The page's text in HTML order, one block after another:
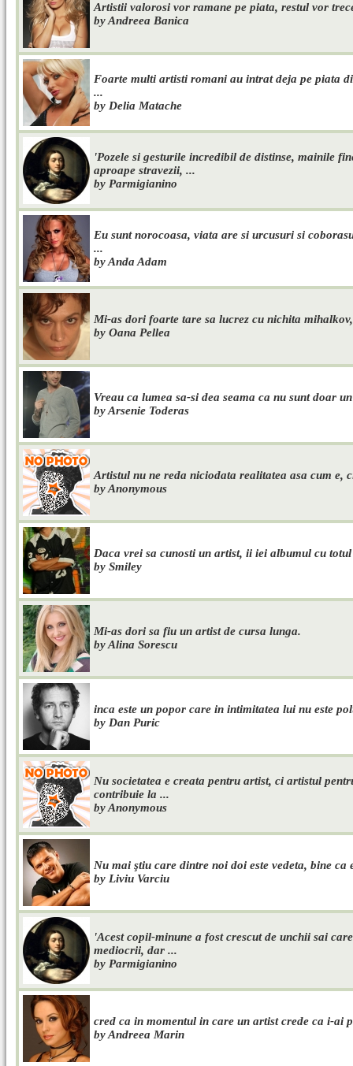
Artistii valorosi vor ramane pe piata, restul vor
by Andreea Banica
Foarte multi artisti romani au intrat deja pe piata
...
by Delia Matache
'Pozele si gesturile incredibil de distinse, mainile
aproape stravezii, ...
by Parmigianino
Eu sunt norocoasa, viata are si urcusuri si
...
by Anda Adam
Mi-as dori foarte tare sa lucrez cu nichita
by Oana Pellea
Vreau ca lumea sa-si dea seama ca nu sunt doar
by Arsenie Toderas
Artistul nu ne reda niciodata realitatea asa cum e,
by Anonymous
Daca vrei sa cunosti un artist, ii iei albumul cu
by Smiley
Mi-as dori sa fiu un artist de cursa lunga.
by Alina Sorescu
inca este un popor care in intimitatea lui nu este
by Dan Puric
Nu societatea e creata pentru artist, ci artistul
contribuie la ...
by Anonymous
Nu mai ştiu care dintre noi doi este vedeta, bine ca
by Liviu Varciu
'Acest copil-minune a fost crescut de unchii sai
mediocrii, dar ...
by Parmigianino
cred ca in momentul in care un artist crede ca i-ai
by Andreea Marin